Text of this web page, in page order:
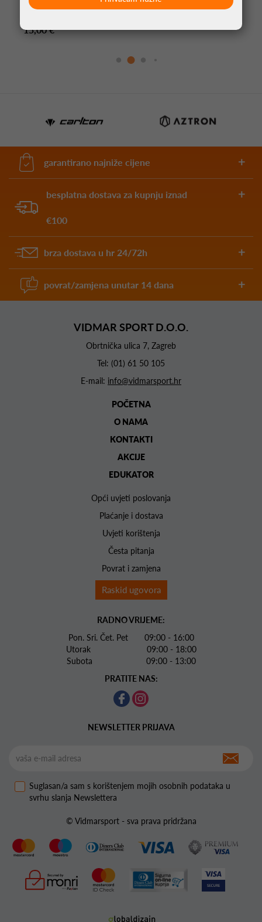
STRELICE ZA PIKADO APOCALYPSE BRASS
15,00 €
garantirano najniže cijene
besplatna dostava za kupnju iznad
€100
brza dostava u hr 24/72h
povrat/zamjena unutar 14 dana
VIDMAR SPORT D.O.O.
Obrtnička ulica 7, Zagreb
Tel: (01) 61 50 105
E-mail: info@vidmarsport.hr
POČETNA
O NAMA
KONTAKTI
AKCIJE
EDUKATOR
Opći uvjeti poslovanja
Plaćanje i dostava
Uvjeti korištenja
Česta pitanja
Povrat i zamjena
Raskid ugovora
RADNO VRIJEME:
Pon. Sri. Čet. Pet 09:00 - 16:00
Utorak 09:00 - 18:00
Subota 09:00 - 13:00
PRATITE NAS:
NEWSLETTER PRIJAVA
Suglasan/a sam s korištenjem mojih osobnih podataka u
svrhu slanja Newslettera
© Vidmarsport - sva prava pridržana